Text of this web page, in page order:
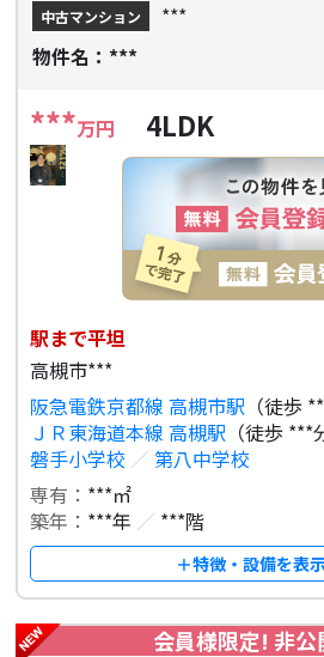
中古マンション
***
物件名：***
***万円 4LDK
駅まで平坦
高槻市***
阪急電鉄京都線 高槻市駅 （徒歩
ＪＲ東海道本線 高槻駅 （徒歩 ***
磐手小学校 ／ 第八中学校
専有： ***㎡
築年： ***年 ／ ***階
＋特徴・設備を表
会員様限定! 非公